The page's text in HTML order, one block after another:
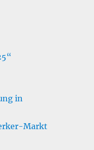
in
Markt